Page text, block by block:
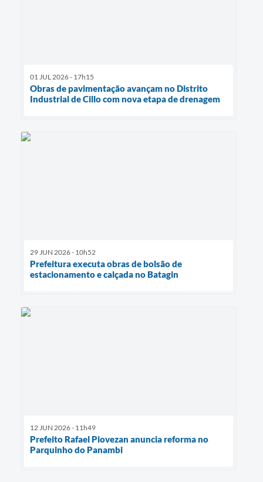
01 JUL 2026 - 17h15
Obras de pavimentação avançam no Distrito
Industrial de Cillo com nova etapa de drenagem
29 JUN 2026 - 10h52
Prefeitura executa obras de bolsão de
estacionamento e calçada no Batagin
12 JUN 2026 - 11h49
Prefeito Rafael Piovezan anuncia reforma no
Parquinho do Panambi